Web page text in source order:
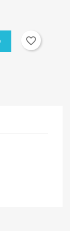
favorite_border